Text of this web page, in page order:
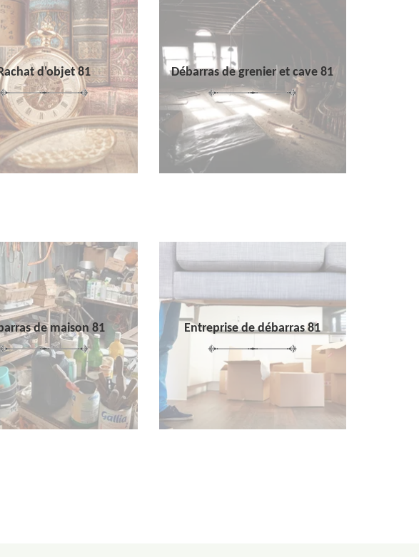
d'objet 81 Débarras de grenier et cave 81
de maison 81 Entreprise de débarras 81